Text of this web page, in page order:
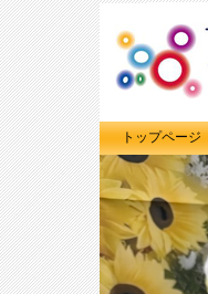
トップページ